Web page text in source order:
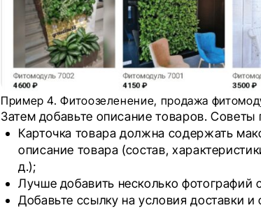
Пример 4. Фитоозеленение, продажа
Затем добавьте описание товаров.
Карточка товара должна содержать
описание товара (состав,
д.);
Лучше добавить несколько фотографий
Добавьте ссылку на условия доставки и